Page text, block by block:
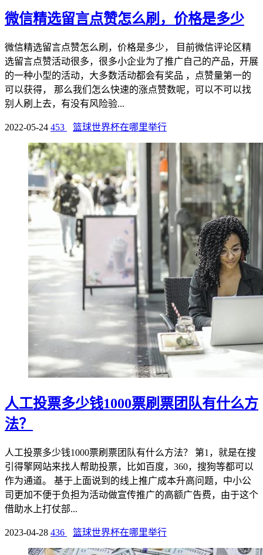
微信精选留言点赞怎么刷，价格是多少
微信精选留言点赞怎么刷，价格是多少， 目前微信评论区精
选留言点赞活动很多，很多小企业为了推广自己的产品，开展
的一种小型的活动，大多数活动都会有奖品 ，点赞量第一的
可以获得， 那么我们怎么快速的涨点赞数呢，可以不可以找
别人刷上去，有没有风险验...
2022-05-24 453 篮球世界杯在哪里举行
人工投票多少钱1000票刷票团队有什么方
法？
人工投票多少钱1000票刷票团队有什么方法？ 第1，就是在搜
引得擎网站来找人帮助投票，比如百度，360，搜狗等都可以
作为通道。 基于上面说到的线上推广成本升高问题，中小公
司更加不便于负担为活动做宣传推广的高额广告费，由于这个
借助水上打仗部...
2023-04-28 436 篮球世界杯在哪里举行